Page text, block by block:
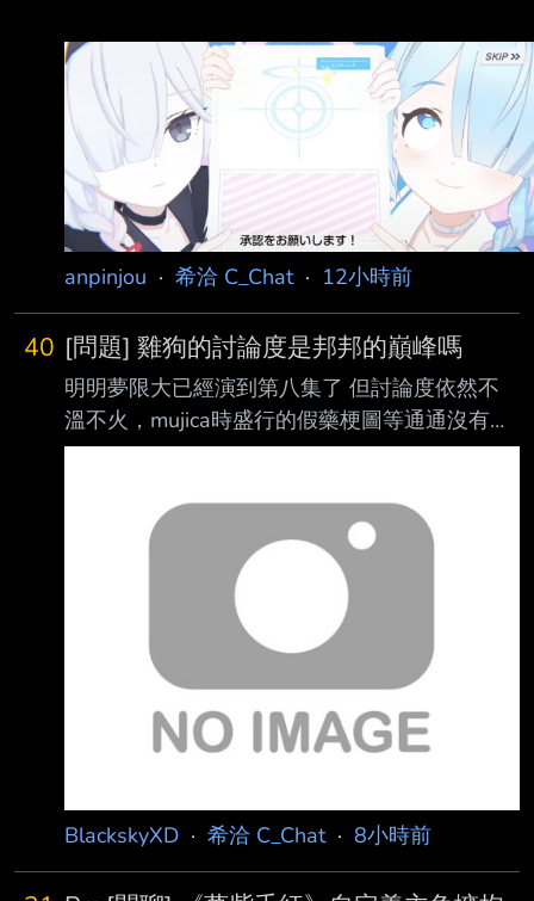
anpinjou · 希洽 C_Chat· 12小時前
40 [問題] 雞狗的討論度是邦邦的巔峰嗎
明明夢限大已經演到第八集了 但討論度依然不
溫不火，mujica時盛行的假藥梗圖等通通沒有復
刻的跡象 在mygo前邦邦也只能算是大家有聽過
洗版聯 各種公眾單位都會帶點梗過去，甚至
Xpark的企鵝還被網友投票取名為Tomorin可見
影響之大 雞狗討論度或者說人氣算是邦邦的巔
峰嗎，為什麼接下來的夢限大沒能繼續延續下去
雞狗人 氣呢 --
BlackskyXD · 希洽 C_Chat· 8小時前